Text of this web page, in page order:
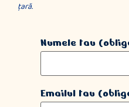
Numele tau
Emailul tau
ţară.